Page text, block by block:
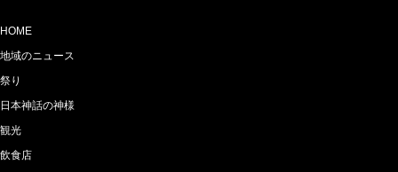
HOME
地域のニュース
祭り
日本神話の神様
観光
飲食店